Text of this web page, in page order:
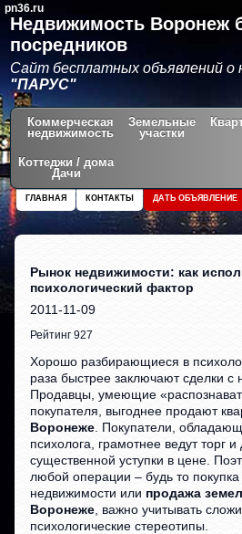
pn36.ru
Недвижимость Воронеж
посредников
Сайт бесплатных объявлений о
"ПАРУС"
Коммерческая
недвижимость
Земельные
участки
Коттеджи / дома
Дачи
ДАТЬ ОБЪЯВЛЕНИЕ
КОНТАКТЫ
ГЛАВНАЯ
Рынок недвижимости: как
психологический фактор
2011-11-09
Рейтинг 927
Хорошо разбирающиеся в
раза быстрее заключают сделки с
Продавцы, умеющие
покупателя, выгоднее продают
Воронеже . Покупатели,
психолога, грамотнее ведут торг
существенной уступки в цене.
любой операции – будь то
недвижимости или продажа
Воронеже , важно учитывать
психологические стереотипы.